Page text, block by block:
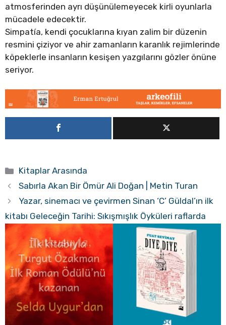
atmosferinden ayrı düşünülemeyecek kirli oyunlarla
mücadele edecektir.
Simpatía, kendi çocuklarına kıyan zalim bir düzenin
resmini çiziyor ve ahir zamanların karanlık rejimlerinde
köpeklerle insanların kesişen yazgılarını gözler önüne
seriyor.
Kategoriler
Kitaplar Arasında
Sabırla Akan Bir Ömür Ali Doğan | Metin Turan
Yazar, sinemacı ve çevirmen Sinan ‘C’ Güldal’ın ilk
kitabı Geleceğin Tarihi: Sıkışmışlık Öyküleri raflarda